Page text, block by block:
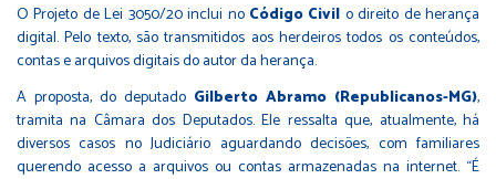
O Projeto de Lei 3050/20 inclui no Código Civil o direito de herança
digital. Pelo texto, são transmitidos aos herdeiros todos os conteúdos,
contas e arquivos digitais do autor da herança.
A proposta, do deputado Gilberto Abramo (Republicanos-MG),
tramita na Câmara dos Deputados. Ele ressalta que, atualmente, há
diversos casos no Judiciário aguardando decisões, com familiares
querendo acesso a arquivos ou contas armazenadas na internet. “É